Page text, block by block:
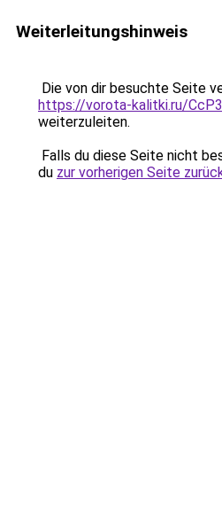
Weiterleitungshinweis
Die von dir besuchte Seite
https://vorota-kalitki.ru/
weiterzuleiten.
Falls du diese Seite nicht
du zur vorherigen Seite